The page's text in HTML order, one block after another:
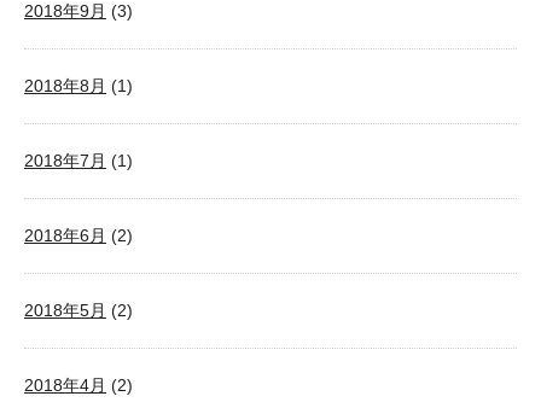
2018年9月 (3)
2018年8月 (1)
2018年7月 (1)
2018年6月 (2)
2018年5月 (2)
2018年4月 (2)